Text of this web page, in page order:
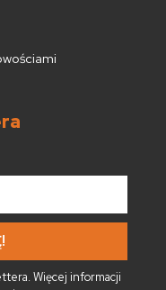
Więcej informacji